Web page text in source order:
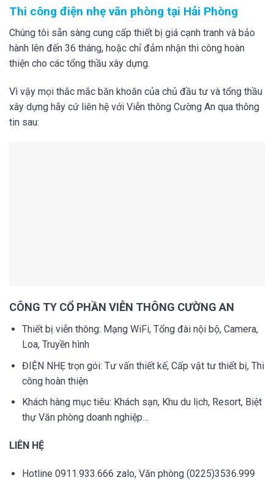
Thi công điện nhẹ văn phòng tại Hải Phòng
Chúng tôi sẵn sàng cung cấp thiết bị giá cạnh tranh và bảo
hành lên đến 36 tháng, hoặc chỉ đảm nhận thi công hoàn
thiện cho các tổng thầu xây dựng.
Vì vậy mọi thắc mắc băn khoăn của chủ đầu tư và tổng thầu
xây dựng hãy cứ liên hệ với Viễn thông Cường An qua thông
tin sau:
CÔNG TY CỔ PHẦN VIỄN THÔNG CƯỜNG AN
Thiết bị viễn thông: Mạng WiFi, Tổng đài nội bộ, Camera,
Loa, Truyền hình
ĐIỆN NHẸ trọn gói: Tư vấn thiết kế, Cấp vật tư thiết bị, Thi
công hoàn thiện
Khách hàng mục tiêu: Khách sạn, Khu du lịch, Resort, Biệt
thự Văn phòng doanh nghiệp…
LIÊN HỆ
Hotline 0911.933.666 zalo, Văn phòng (0225)3536.999